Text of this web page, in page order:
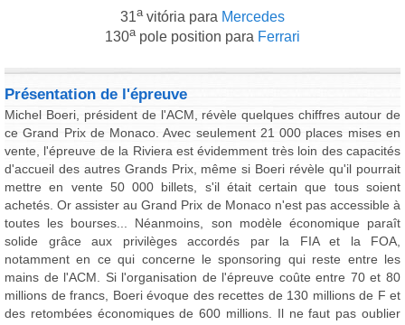
31avitória para Mercedes
130apole position para Ferrari
Présentation de l'épreuve
Michel Boeri, président de l'ACM, révèle quelques chiffres autour de
ce Grand Prix de Monaco. Avec seulement 21 000 places mises en
vente, l'épreuve de la Riviera est évidemment très loin des capacités
d'accueil des autres Grands Prix, même si Boeri révèle qu'il pourrait
mettre en vente 50 000 billets, s'il était certain que tous soient
achetés. Or assister au Grand Prix de Monaco n'est pas accessible à
toutes les bourses... Néanmoins, son modèle économique paraît
solide grâce aux privilèges accordés par la FIA et la FOA,
notamment en ce qui concerne le sponsoring qui reste entre les
mains de l'ACM. Si l'organisation de l'épreuve coûte entre 70 et 80
millions de francs, Boeri évoque des recettes de 130 millions de F et
des retombées économiques de 600 millions. Il ne faut pas oublier